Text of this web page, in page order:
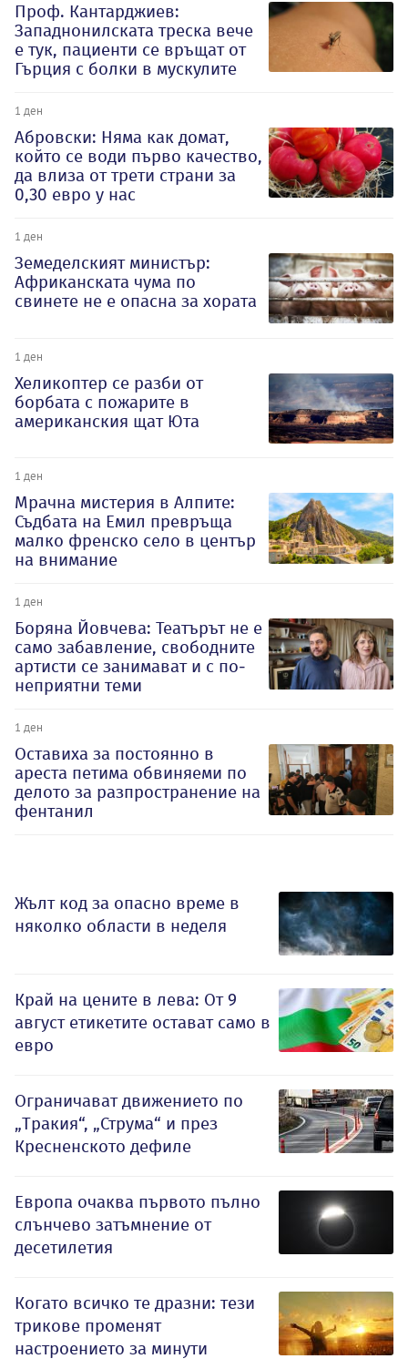
Проф. Кантарджиев:
Западнонилската треска вече
е тук, пациенти се връщат от
Гърция с болки в мускулите
1 ден
Абровски: Няма как домат,
който се води първо качество,
да влиза от трети страни за
0,30 евро у нас
1 ден
Земеделският министър:
Африканската чума по
свинете не е опасна за хората
1 ден
Хеликоптер се разби от
борбата с пожарите в
американския щат Юта
1 ден
Мрачна мистерия в Алпите:
Съдбата на Емил превръща
малко френско село в център
на внимание
1 ден
Боряна Йовчева: Театърът не е
само забавление, свободните
артисти се занимават и с по-
неприятни теми
1 ден
Оставиха за постоянно в
ареста петима обвиняеми по
делото за разпространение на
фентанил
Жълт код за опасно време в
няколко области в неделя
Край на цените в лева: От 9
август етикетите остават само в
евро
Ограничават движението по
„Тракия“, „Струма“ и през
Кресненското дефиле
Европа очаква първото пълно
слънчево затъмнение от
десетилетия
Когато всичко те дразни: тези
трикове променят
настроението за минути